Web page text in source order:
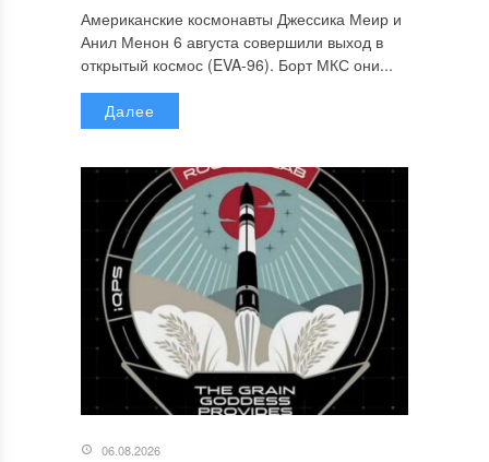
Американские космонавты Джессика Меир и
Анил Менон 6 августа совершили выход в
открытый космос (EVA-96). Борт МКС они...
Далее
06.08.2026